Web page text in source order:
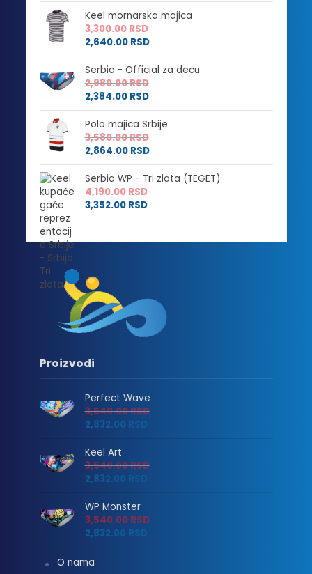
Keel mornarska majica
3,300.00RSD
2,640.00 RSD
Serbia - Official za decu
2,980.00RSD
2,384.00 RSD
Polo majica Srbije
3,580.00RSD
2,864.00 RSD
Serbia WP - Tri zlata (TEGET)
4,190.00RSD
3,352.00 RSD
Proizvodi
Perfect Wave
3,540.00RSD
2,832.00 RSD
Keel Art
3,540.00RSD
2,832.00 RSD
WP Monster
3,540.00RSD
2,832.00 RSD
O nama